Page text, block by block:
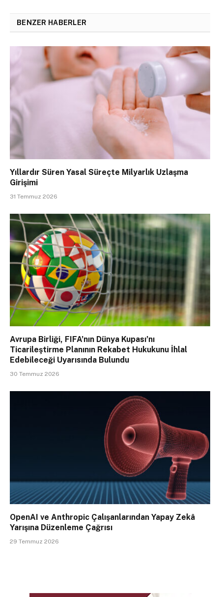
BENZER HABERLER
Yıllardır Süren Yasal Süreçte Milyarlık Uzlaşma
Girişimi
31 Temmuz 2026
Avrupa Birliği, FIFA’nın Dünya Kupası’nı
Ticarileştirme Planının Rekabet Hukukunu İhlal
Edebileceği Uyarısında Bulundu
30 Temmuz 2026
OpenAI ve Anthropic Çalışanlarından Yapay Zekâ
Yarışına Düzenleme Çağrısı
29 Temmuz 2026